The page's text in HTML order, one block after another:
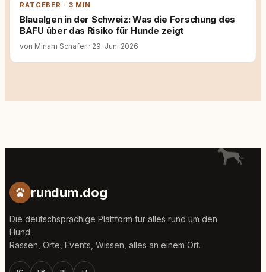
RATGEBER · 3 MIN
Blaualgen in der Schweiz: Was die Forschung des
BAFU über das Risiko für Hunde zeigt
von Miriam Schäfer · 29. Juni 2026
rundum.dog
Die deutschsprachige Plattform für alles rund um den
Hund.
Rassen, Orte, Events, Wissen, alles an einem Ort.